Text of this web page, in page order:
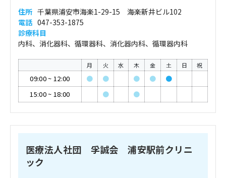
住所 千葉県浦安市海楽1-29-15 海楽新井ビル102
電話 047-353-1875
診療科目
内科、消化器科、循環器科、消化器内科、循環器内科
月 火 水 木 金 土 日 祝
09:00~ 12:00 ● ● ● ●
●
15:00~ 18:00 ● ●
医療法人社団 孚誠会 浦安駅前クリニ
ック